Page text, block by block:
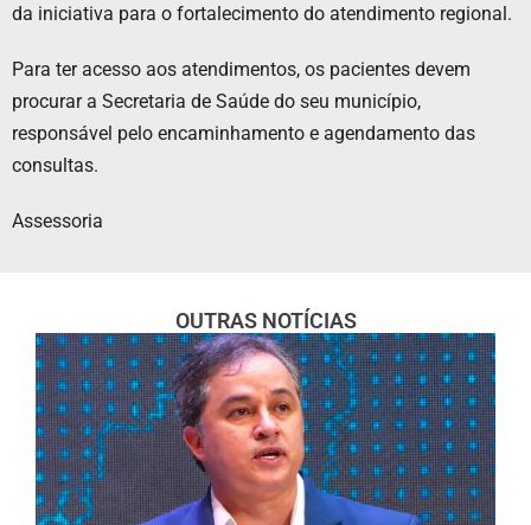
da iniciativa para o fortalecimento do atendimento regional.
Para ter acesso aos atendimentos, os pacientes devem
procurar a Secretaria de Saúde do seu município,
responsável pelo encaminhamento e agendamento das
consultas.
Assessoria
OUTRAS NOTÍCIAS